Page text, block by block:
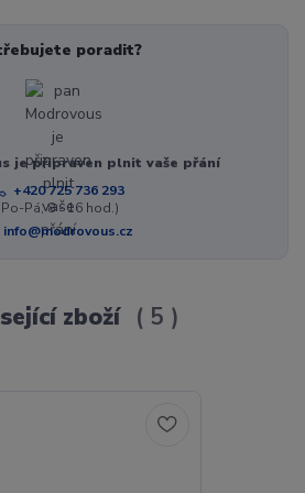
poradit?
je připraven plnit vaše přání
+420 725 736 293
Pá, 8 - 16 hod.)
info@modrovous.cz
zboží 5